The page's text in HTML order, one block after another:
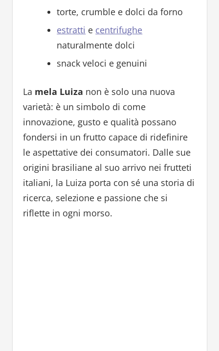
torte, crumble e dolci da forno
estratti e centrifughe
naturalmente dolci
snack veloci e genuini
La mela Luiza non è solo una nuova
varietà: è un simbolo di come
innovazione, gusto e qualità possano
fondersi in un frutto capace di ridefinire
le aspettative dei consumatori. Dalle sue
origini brasiliane al suo arrivo nei frutteti
italiani, la Luiza porta con sé una storia di
ricerca, selezione e passione che si
riflette in ogni morso.